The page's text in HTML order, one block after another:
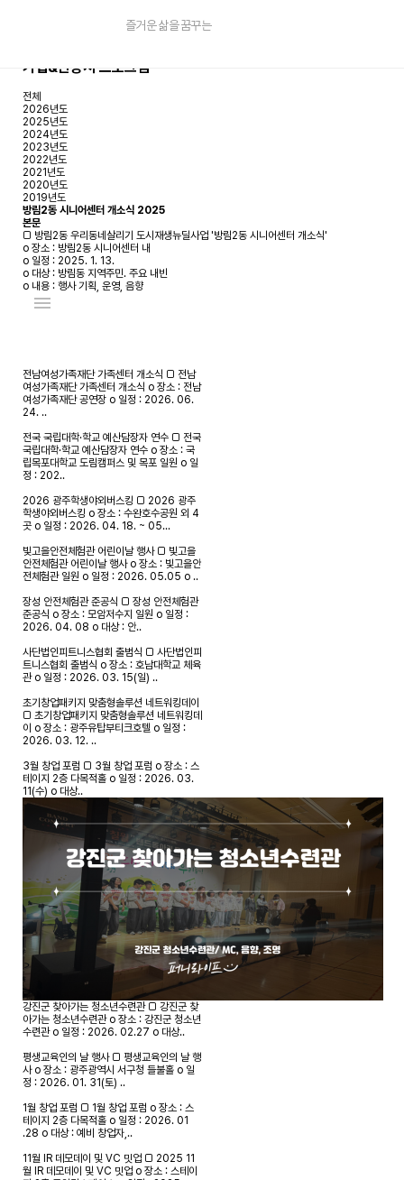
즐거운 삶을 꿈꾸는
기업&관공서 프로그램
전체
2026년도
2025년도
2024년도
2023년도
2022년도
2021년도
2020년도
2019년도
방림2동 시니어센터 개소식 2025
본문
□ 방림2동 우리동네살리기 도시재생뉴딜사업 '방림2동 시니어센터 개소식'
o 장소 : 방림2동 시니어센터 내
o 일정 : 2025. 1. 13.
o 대상 : 방림동 지역주민. 주요 내빈
o 내용 : 행사 기획, 운영, 음향
menu
전남여성가족재단 가족센터 개소식 □ 전남
여성가족재단 가족센터 개소식 o 장소 : 전남
여성가족재단 공연장 o 일정 : 2026. 06.
24. ..
전국 국립대학·학교 예산담장자 연수 □ 전국
국립대학·학교 예산담장자 연수 o 장소 : 국
립목포대학교 도림캠퍼스 및 목포 일원 o 일
정 : 202..
2026 광주학생야외버스킹 □ 2026 광주
학생야외버스킹 o 장소 : 수완호수공원 외 4
곳 o 일정 : 2026. 04. 18. ~ 05...
빛고을안전체험관 어린이날 행사 □ 빛고을
안전체험관 어린이날 행사 o 장소 : 빛고을안
전체험관 일원 o 일정 : 2026. 05.05 o ..
장성 안전체험관 준공식 □ 장성 안전체험관
준공식 o 장소 : 모암저수지 일원 o 일정 :
2026. 04. 08 o 대상 : 안..
사단법인피트니스협회 출범식 □ 사단법인피
트니스협회 출범식 o 장소 : 호남대학교 체육
관 o 일정 : 2026. 03. 15(일) ..
초기창업패키지 맞춤형솔루션 네트워킹데이
□ 초기창업패키지 맞춤형솔루션 네트워킹데
이 o 장소 : 광주유탑부티크호텔 o 일정 :
2026. 03. 12. ..
3월 창업 포럼 □ 3월 창업 포럼 o 장소 : 스
테이지 2층 다목적홀 o 일정 : 2026. 03.
11(수) o 대상..
강진군 찾아가는 청소년수련관 □ 강진군 찾
아가는 청소년수련관 o 장소 : 강진군 청소년
수련관 o 일정 : 2026. 02.27 o 대상..
평생교육인의 날 행사 □ 평생교육인의 날 행
사 o 장소 : 광주광역시 서구청 들불홀 o 일
정 : 2026. 01. 31(토) ..
1월 창업 포럼 □ 1월 창업 포럼 o 장소 : 스
테이지 2층 다목적홀 o 일정 : 2026. 01
.28 o 대상 : 예비 창업자,..
11월 IR 데모데이 및 VC 밋업 □ 2025 11
월 IR 데모데이 및 VC 밋업 o 장소 : 스테이